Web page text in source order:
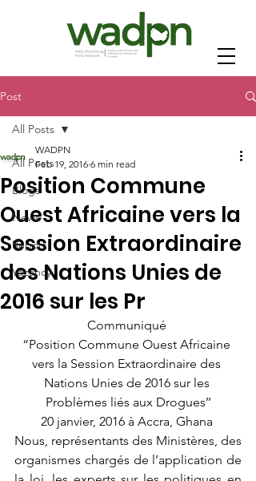
Post
All Posts
Blogs
News
Report
Vacancy
All Posts
Position Commune
Ouest Africaine vers la
Session Extraordinaire
des Nations Unies de
2016 sur les Pr
WADPN
Feb 19, 2016 6 min read
Communiqué
“Position Commune Ouest Africaine
vers la Session Extraordinaire des
Nations Unies de 2016 sur les
Problèmes liés aux Drogues’’
20 janvier, 2016 à Accra, Ghana
Nous, représentants des Ministères, des
organismes chargés de l’application de